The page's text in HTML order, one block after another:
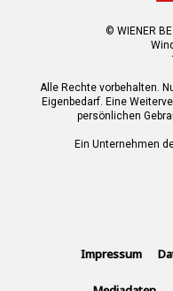
© WIENER
Alle Rechte vorbehalten.
Eigenbedarf. Eine
persönlichen
Ein Unternehmen
Impressum